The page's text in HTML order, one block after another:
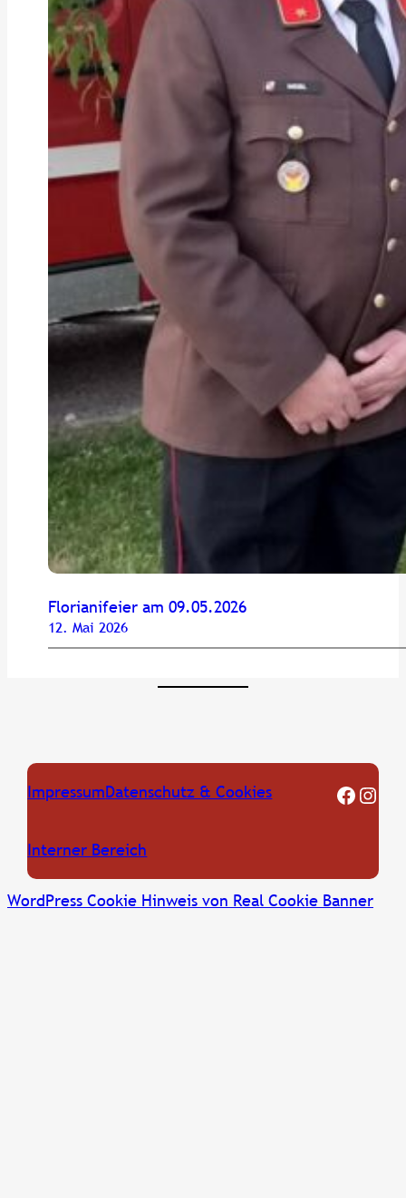
Florianifeier am 09.05.2026
12. Mai 2026
ImpressumDatenschutz & Cookies
Interner Bereich
FF Oberkreuzstetten Facebook Seite Instagram
WordPress Cookie Hinweis von Real Cookie Banner